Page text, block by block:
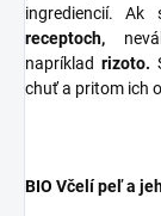
ingrediencií.
receptoch,
napríklad rizoto.
chuť a pritom ich
BIO Včelí peľ a